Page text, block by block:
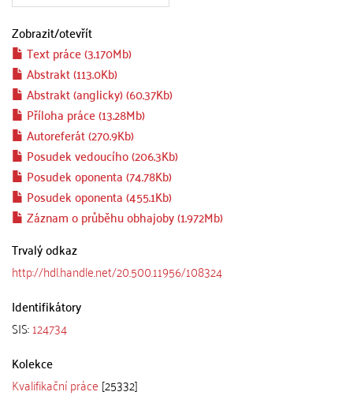
Zobrazit/otevřít
Text práce (3.170Mb)
Abstrakt (113.0Kb)
Abstrakt (anglicky) (60.37Kb)
Příloha práce (13.28Mb)
Autoreferát (270.9Kb)
Posudek vedoucího (206.3Kb)
Posudek oponenta (74.78Kb)
Posudek oponenta (455.1Kb)
Záznam o průběhu obhajoby (1.972Mb)
Trvalý odkaz
http://hdl.handle.net/20.500.11956/108324
Identifikátory
SIS:124734
Kolekce
Kvalifikační práce [25332]